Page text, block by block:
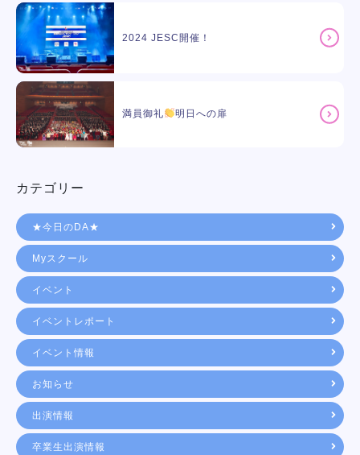
2024 JESC開催！
満員御礼 明日への扉
カテゴリー
★今日のDA★
Myスクール
イベント
イベントレポート
イベント情報
お知らせ
出演情報
卒業生出演情報